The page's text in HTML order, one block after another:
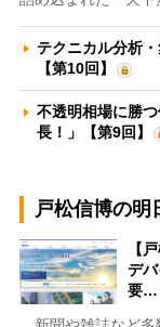
テクニカル分析
【第10回】
不透明相場に勝
長！」【第9回】
戸松信博の明
【
デ
要…